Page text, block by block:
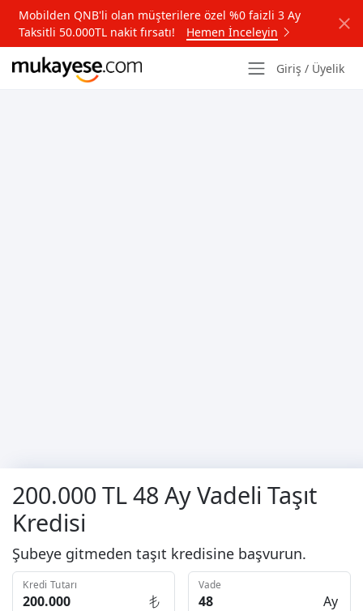
Mobilden QNB'li olan müşterilere özel %0 faizli 3 Ay
Taksitli 50.000TL nakit fırsatı!
Hemen İnceleyin
Giriş / Üyelik
200.000 TL 48 Ay Vadeli Taşıt
Kredisi
Şubeye gitmeden taşıt kredisine başvurun.
Kredi Tutarı Vade
Ay